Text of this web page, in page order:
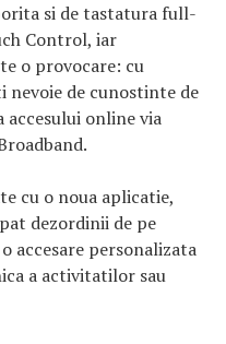
si de tastatura full-
Control, iar
o provocare: cu
nevoie de cunostinte de
online via
cu o noua aplicatie,
dezordinii de pe
accesare personalizata
a activitatilor sau